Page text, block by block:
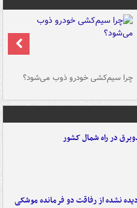
چرا سیم‌کشی خودرو ذوب می‌شود؟
در راه شمال کشور
نشده از رفاقت دو فرمانده‌ موشکی